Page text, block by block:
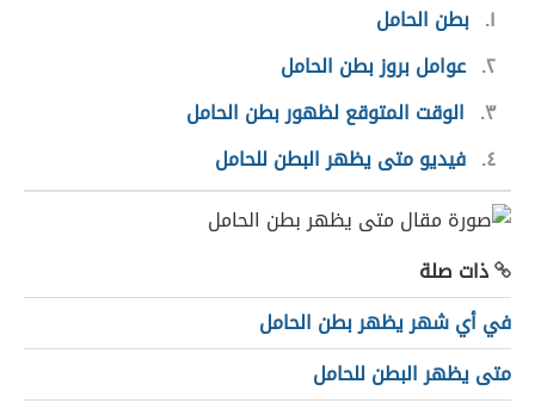
١ بطن الحامل
٢ عوامل بروز بطن الحامل
٣
الوقت المتوقع لظهور بطن الحامل
٤ فيديو متى يظهر البطن للحامل
ذات صلة
في أي شهر يظهر بطن الحامل
متى يظهر البطن للحامل